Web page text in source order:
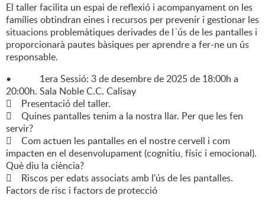
El taller facilita un espai de reflexió i acompanyament on les
famílies obtindran eines i recursos per prevenir i gestionar les
situacions problemàtiques derivades de l´ús de les pantalles i
proporcionarà pautes bàsiques per aprendre a fer-ne un ús
responsable.
• 1era Sessió: 3 de desembre de 2025 de 18:00h a
20:00h. Sala Noble C.C. Calisay
 Presentació del taller.
 Quines pantalles tenim a la nostra llar. Per que les fen
servir?
 Com actuen les pantalles en el nostre cervell i com
impacten en el desenvolupament (cognitiu, físic i emocional).
Què diu la ciència?
 Riscos per edats associats amb l'ús de les pantalles.
Factors de risc i factors de protecció